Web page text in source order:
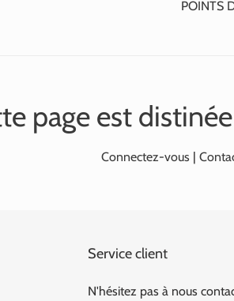
POINTS
page est
Connectez-vous |
Service client
N'hésitez pas à nous